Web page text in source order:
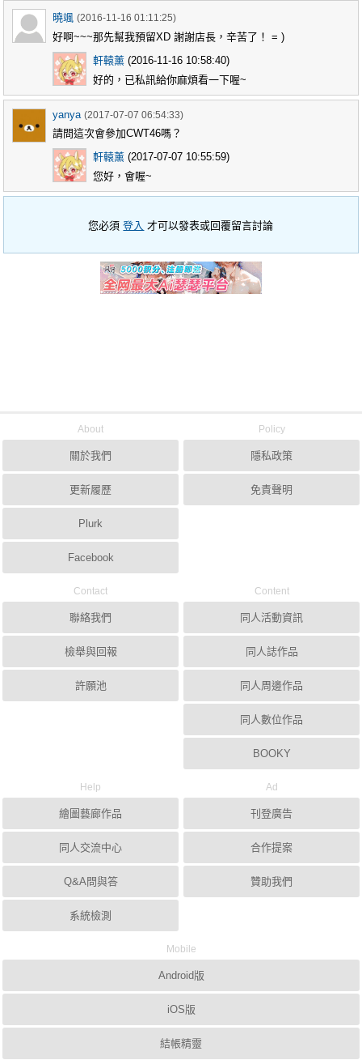
曉颯 (2016-11-16 01:11:25)
好啊~~~那先幫我預留XD 謝謝店長，辛苦了！ = )
軒轅薰 (2016-11-16 10:58:40)
好的，已私訊給你麻煩看一下喔~
yanya (2017-07-07 06:54:33)
請問這次會參加CWT46嗎？
軒轅薰 (2017-07-07 10:55:59)
您好，會喔~
您必須登入 才可以發表或回覆留言討論
About
關於我們
更新履歷
Plurk
Facebook
Policy
隱私政策
免責聲明
Contact
聯絡我們
檢舉與回報
許願池
Content
同人活動資訊
同人誌作品
同人周邊作品
同人數位作品
BOOKY
Help
繪圖藝廊作品
同人交流中心
Q&A問與答
系統檢測
Ad
刊登廣告
合作提案
贊助我們
Mobile
Android版
iOS版
結帳精靈